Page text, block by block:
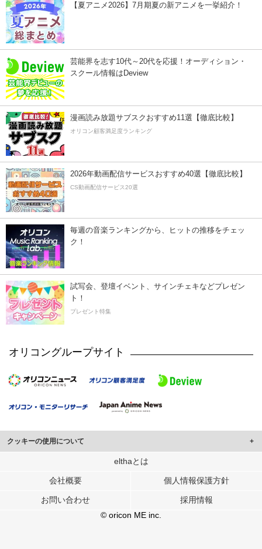
【夏アニメ2026】7月期夏の新アニメを一挙紹介！
芸能界を志す10代～20代を応援！オーディション・
スクール情報はDeview
漫画読み放題サブスクおすすめ11選【徹底比較】
オリコン顧客満足度ランキング
2026年動画配信サービスおすすめ40選【徹底比較】
CS動画配信サービス20選
毎週の音楽ランキングから、ヒットの推移をチェッ
ク！
試写会、登壇イベント、サインチェキなどプレゼン
ト！
プレゼント特集
オリコングループサイト
クッキーの使用について
このサイトでは Cookie を使用して、ユーザーに合わせたコンテンツや広告の
行っています。
メディアや広告配信、データ解析の各パートナーに提供しています。
各パートナーは、この情報とユーザーが各パートナーに提供した他の情報や、
ユーザーが各パートナーのサービスを使用したときに収集した他の情報を組み
elthaとは
会社概要 個人情報保護方針
お問い合わせ
採用情報
© oricon ME inc.